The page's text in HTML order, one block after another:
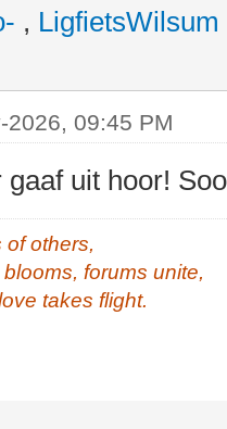
, LigfietsWilsum
2026, 09:45 PM
gaaf uit hoor!
of others,
forums unite,
takes flight.